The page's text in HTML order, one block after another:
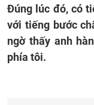
Đúng lúc đó, có
với tiếng bước
ngờ thấy anh
phía tôi.